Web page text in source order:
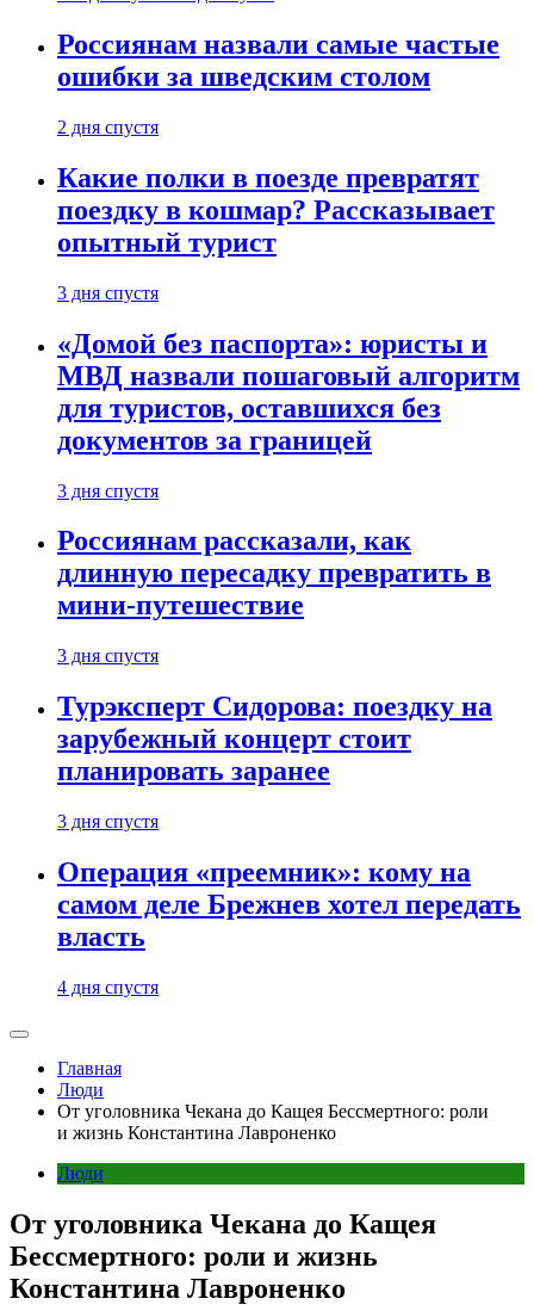
Россиянам назвали самые частые
ошибки за шведским столом
2 дня спустя
Какие полки в поезде превратят
поездку в кошмар? Рассказывает
опытный турист
3 дня спустя
«Домой без паспорта»: юристы и
МВД назвали пошаговый алгоритм
для туристов, оставшихся без
документов за границей
3 дня спустя
Россиянам рассказали, как
длинную пересадку превратить в
мини-путешествие
3 дня спустя
Турэксперт Сидорова: поездку на
зарубежный концерт стоит
планировать заранее
3 дня спустя
Операция «преемник»: кому на
самом деле Брежнев хотел передать
власть
4 дня спустя
Главная
Люди
От уголовника Чекана до Кащея Бессмертного: роли
и жизнь Константина Лавроненко
Люди
От уголовника Чекана до Кащея
Бессмертного: роли и жизнь
Константина Лавроненко